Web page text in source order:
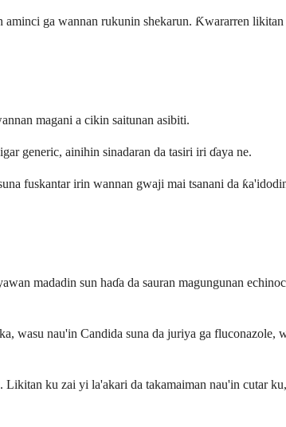
aminci ga wannan rukunin shekarun. Ƙwararren
magani a cikin saitunan asibiti.
generic, ainihin sinadaran da tasiri iri ɗaya ne.
fuskantar irin wannan gwaji mai tsanani da
madadin sun haɗa da sauran magungunan
wasu nau'in Candida suna da juriya ga fluconazole,
ku zai yi la'akari da takamaiman nau'in cutar